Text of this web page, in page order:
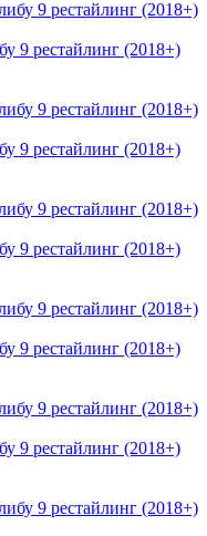
9 рестайлинг (2018+)
9 рестайлинг (2018+)
9 рестайлинг (2018+)
9 рестайлинг (2018+)
9 рестайлинг (2018+)